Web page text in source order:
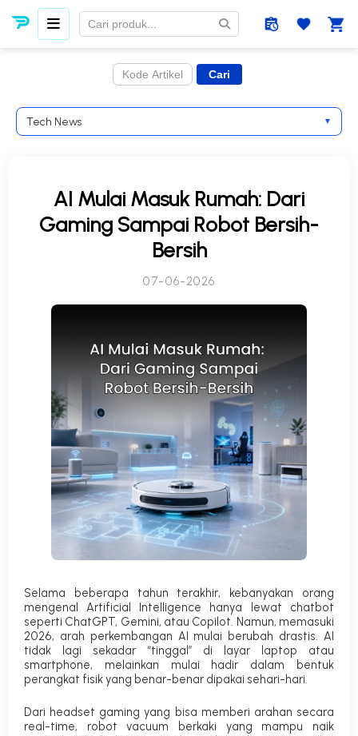
Tech News ▼
AI Mulai Masuk Rumah: Dari
Gaming Sampai Robot Bersih-
Bersih
07-06-2026
Selama beberapa tahun terakhir, kebanyakan orang
mengenal Artificial Intelligence hanya lewat chatbot
seperti ChatGPT, Gemini, atau Copilot. Namun, memasuki
2026, arah perkembangan AI mulai berubah drastis. AI
tidak lagi sekadar “tinggal” di layar laptop atau
smartphone, melainkan mulai hadir dalam bentuk
perangkat fisik yang benar-benar dipakai sehari-hari.
Dari headset gaming yang bisa memberi arahan secara
real-time, robot vacuum berkaki yang mampu naik